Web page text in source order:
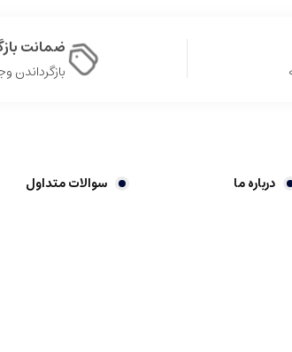
ضمانت
بازگرداندن وجه
درباره ما سوالات متداول